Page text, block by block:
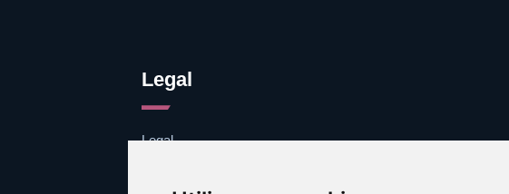
Legal
Legal